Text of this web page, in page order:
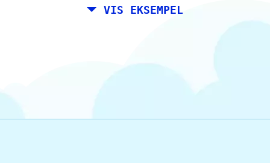
VIS EKSEMPEL